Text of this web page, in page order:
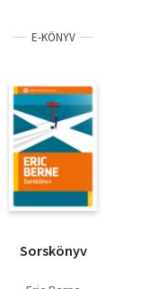
E-KÖNYV
Sorskönyv